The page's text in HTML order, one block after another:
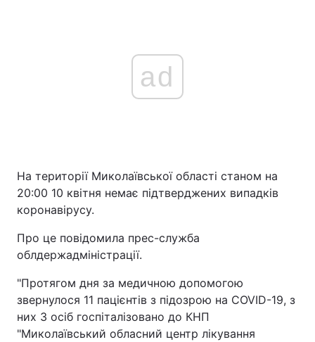
Головна
Україна Політика
Спорт Наука
Техно і зв'язок Лайт
ad
На території Миколаївської області станом на
20:00 10 квітня немає підтверджених випадків
коронавірусу.
Про це повідомила прес-служба
облдержадміністрації.
"Протягом дня за медичною допомогою
звернулося 11 пацієнтів з підозрою на COVID-19, з
них 3 осіб госпіталізовано до КНП
"Миколаївський обласний центр лікування